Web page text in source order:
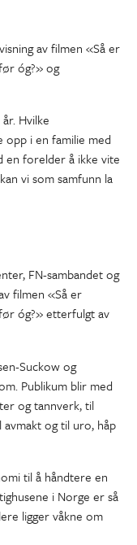
av filmen «Så er
óg?» og
Hvilke
opp i en familie med
en forelder å ikke vite
vi som samfunn la
FN-sambandet og
filmen «Så er
óg?» etterfulgt av
Suckow og
Publikum blir med
og tannverk, til
og til uro, håp
til å håndtere en
i Norge er så
ligger våkne om